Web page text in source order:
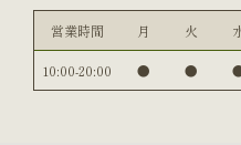
営業時間 月 火
10:00-20:00 ● ●